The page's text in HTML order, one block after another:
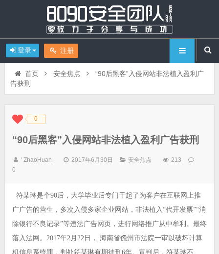
登录 注册
首页 安全焦点
“90后黑客”入侵网站非法植入盈利广
告获刑
◆◆ 0
“90后黑客”入侵网站非法植入盈利广告获刑
' ZhaoHuan 2017年6月30日 安全焦点
213
0
符某琳是个90后，大学毕业后专门干起了为客户在互联网上推
广广告的营生，多次入侵多家企业网站，非法植入“代开发票”“消
除银行不良记录”等违法广告网页，进行网络推广从中牟利。最终
落入法网。2017年2月22日， 海南省儋州市法院一审以破坏计算
机信息系统罪，判处符某琳有期徒刑6年。宣判后，符某琳不